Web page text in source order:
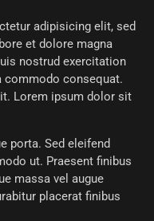
adipisicing elit, sed
et dolore magna
nostrud exercitation
commodo consequat.
Lorem ipsum dolor sit
porta. Sed eleifend
ut. Praesent finibus
massa vel augue
placerat finibus